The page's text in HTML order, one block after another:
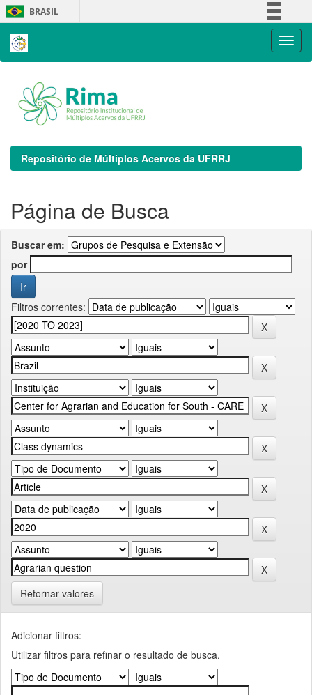
Skip
navigation
BRASIL
Repositório de Múltiplos Acervos da UFRRJ
Página de Busca
Buscar em:
por
Filtros correntes:
Retornar valores
Adicionar filtros:
Utilizar filtros para refinar o resultado de busca.